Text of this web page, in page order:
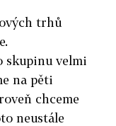
trhů
skupinu velmi
na pěti
chceme
neustále